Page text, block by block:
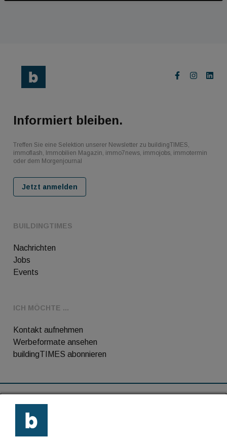
BUILDINGTIMES
Nachrichten
Jobs
Events
ICH MÖCHTE ...
Kontakt aufnehmen
Werbeformate ansehen
buildingTIMES abonnieren
Informiert bleiben.
Treffen Sie eine Selektion unserer Newsletter zu buildingTIMES,
immoflash, Immobilien Magazin, immo7news, immojobs, immotermin
oder dem Morgenjournal
Jetzt anmelden
Kontakt